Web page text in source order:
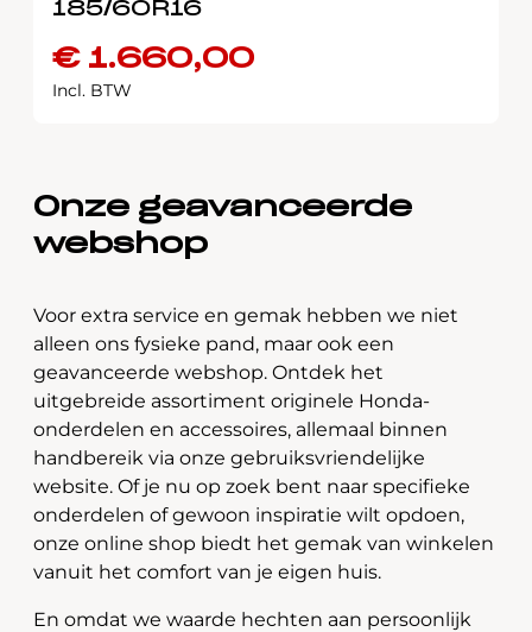
185/60R16
€1.660,00
Incl. BTW
Onze geavanceerde
webshop
Voor extra service en gemak hebben we niet
alleen ons fysieke pand, maar ook een
geavanceerde webshop. Ontdek het
uitgebreide assortiment originele Honda-
onderdelen en accessoires, allemaal binnen
handbereik via onze gebruiksvriendelijke
website. Of je nu op zoek bent naar specifieke
onderdelen of gewoon inspiratie wilt opdoen,
onze online shop biedt het gemak van winkelen
vanuit het comfort van je eigen huis.
En omdat we waarde hechten aan persoonlijk